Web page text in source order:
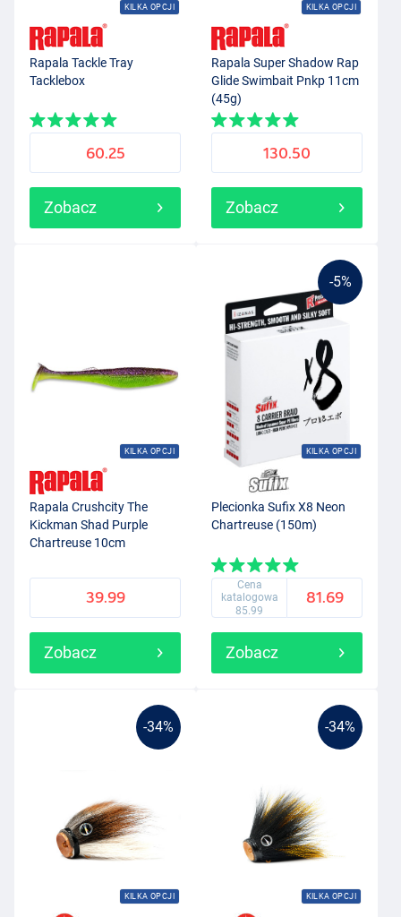
KILKA OPCJI
Rapala Tackle Tray
Tacklebox
60.25
Zobacz
KILKA OPCJI
Rapala Super Shadow Rap
Glide Swimbait Pnkp 11cm
(45g)
130.50
Zobacz
KILKA OPCJI
Rapala Crushcity The
Kickman Shad Purple
Chartreuse 10cm
39.99
Zobacz
-5%
KILKA OPCJI
Plecionka Sufix X8 Neon
Chartreuse (150m)
Cena
katalogowa
85.99
81.69
Zobacz
-34%
KILKA OPCJI
-34%
KILKA OPCJI